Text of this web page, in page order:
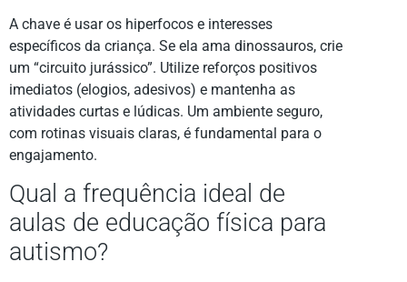
A chave é usar os hiperfocos e interesses
específicos da criança. Se ela ama dinossauros, crie
um “circuito jurássico”. Utilize reforços positivos
imediatos (elogios, adesivos) e mantenha as
atividades curtas e lúdicas. Um ambiente seguro,
com rotinas visuais claras, é fundamental para o
engajamento.
Qual a frequência ideal de
aulas de educação física para
autismo?